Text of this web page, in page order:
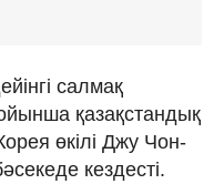
салмақ
қазақстандық
өкілі Джу Чон-
кездесті.